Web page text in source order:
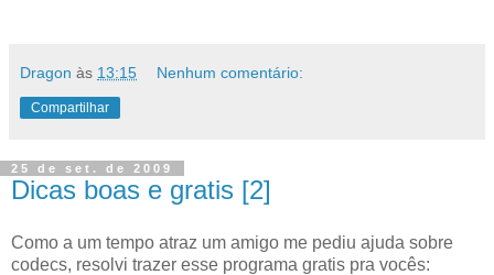
Dragon às 13:15 Nenhum comentário:
Compartilhar
25 de set. de 2009
Dicas boas e gratis [2]
Como a um tempo atraz um amigo me pediu ajuda sobre
codecs, resolvi trazer esse programa gratis pra vocês: